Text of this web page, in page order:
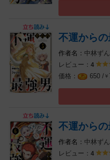
不運から
中林ずん
レビュー： 4
650 / ￥
不運から
中林ずん
レビュー： 4